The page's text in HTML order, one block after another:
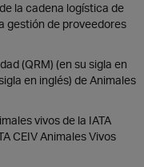
la cadena logística de
gestión de proveedores
(QRM) (en su sigla en
en inglés) de Animales
vivos de la IATA
CEIV Animales Vivos